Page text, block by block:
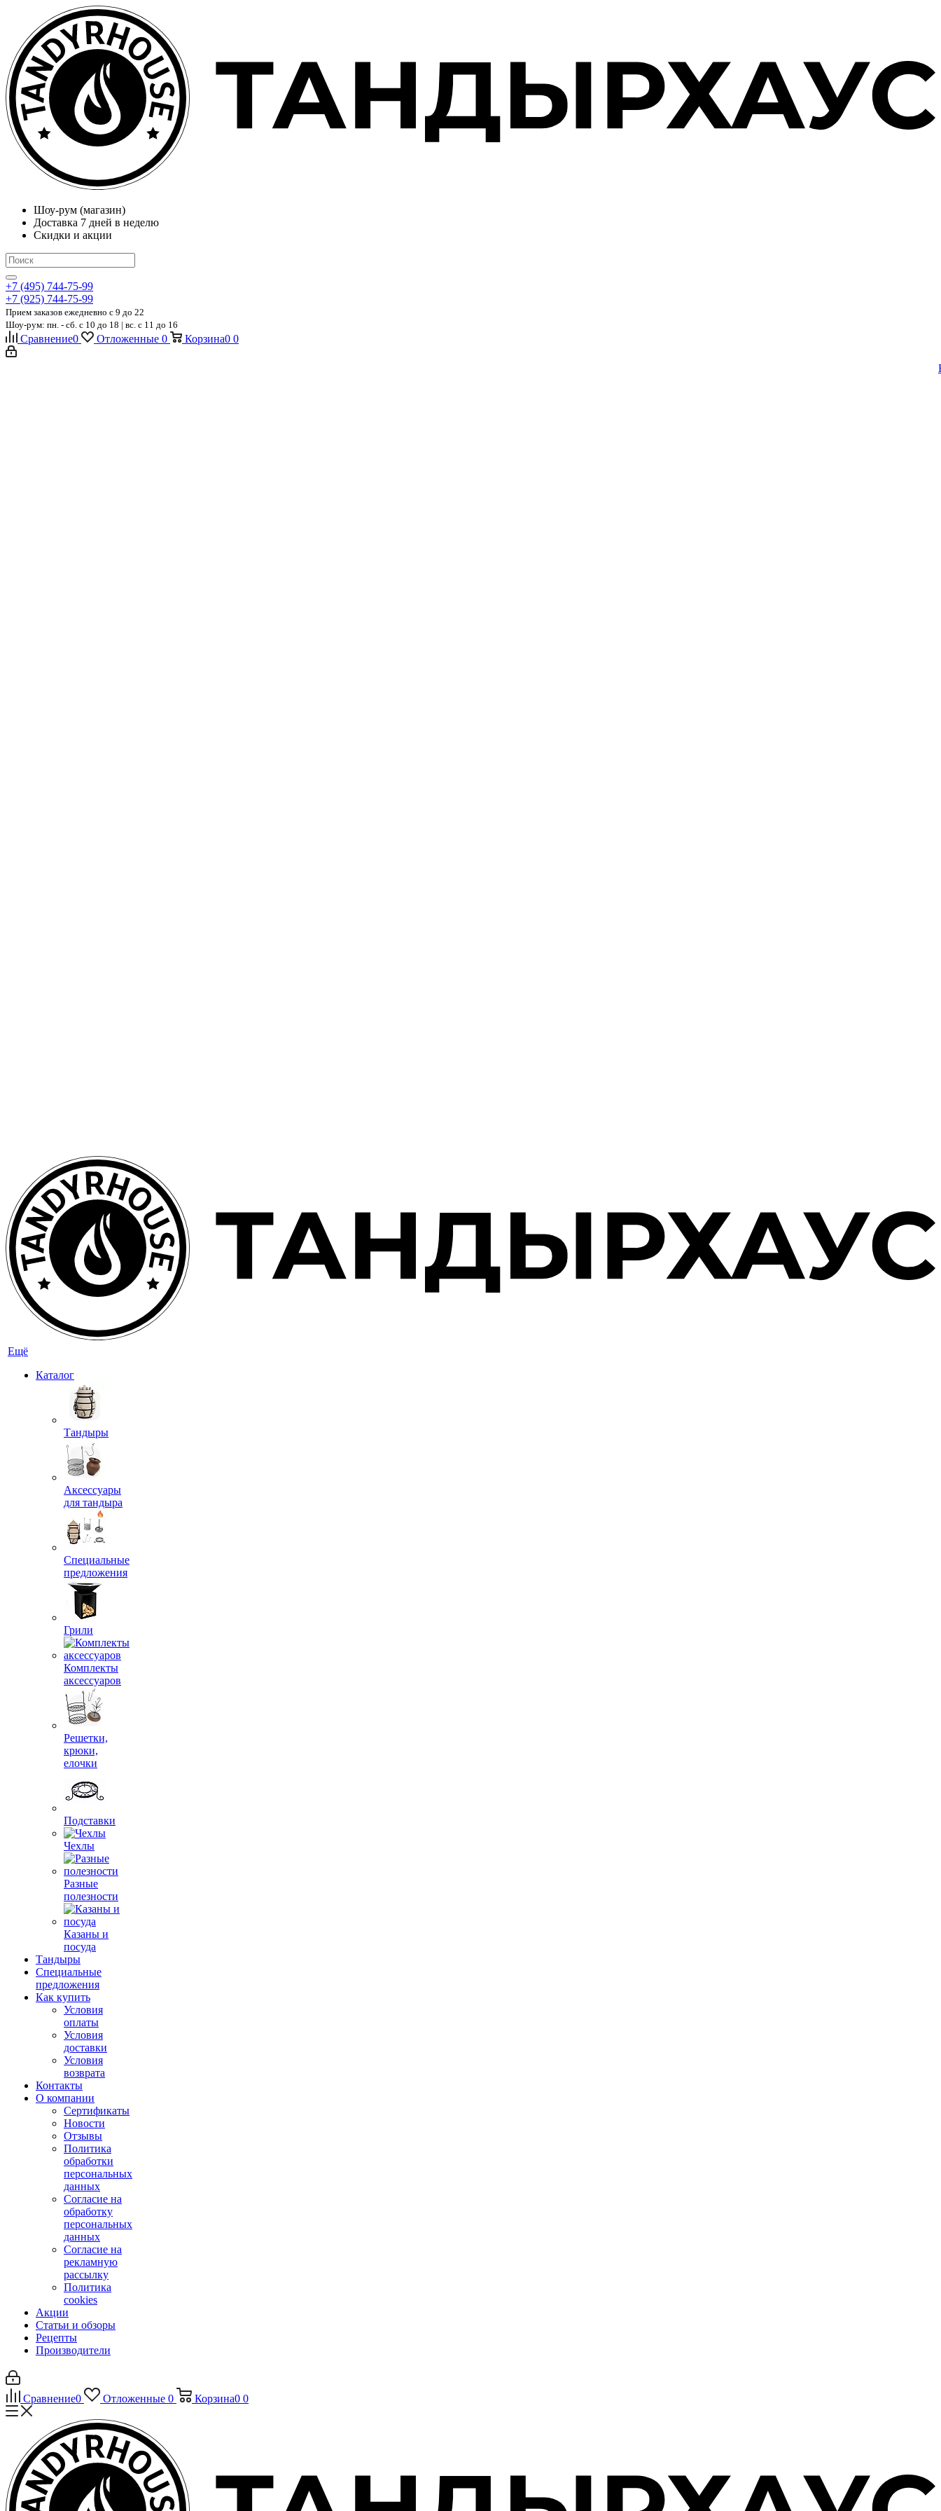
Шоу-рум (магазин)
Доставка 7 дней в неделю
Скидки и акции
+7 (495) 744-75-99
+7 (925) 744-75-99
Прием заказов ежедневно c 9 до 22
Шоу-рум: пн. - сб. с 10 до 18 | вс. с 11 до 16
Сравнение0 Отложенные 0 Корзина0 0
Ещё
Каталог
Тандыры
Аксессуары
для тандыра
Специальные
предложения
Грили
Комплекты
аксессуаров
Решетки,
крюки,
елочки
Подставки
Чехлы
Разные
полезности
Казаны и
посуда
Тандыры
Специальные
предложения
Как купить
Условия
оплаты
Условия
доставки
Условия
возврата
Контакты
О компании
Сертификаты
Новости
Отзывы
Политика
обработки
персональных
данных
Согласие на
обработку
персональных
данных
Согласие на
рекламную
рассылку
Политика
cookies
Акции
Статьи и обзоры
Рецепты
Производители
Сравнение0 Отложенные 0 Корзина0 0